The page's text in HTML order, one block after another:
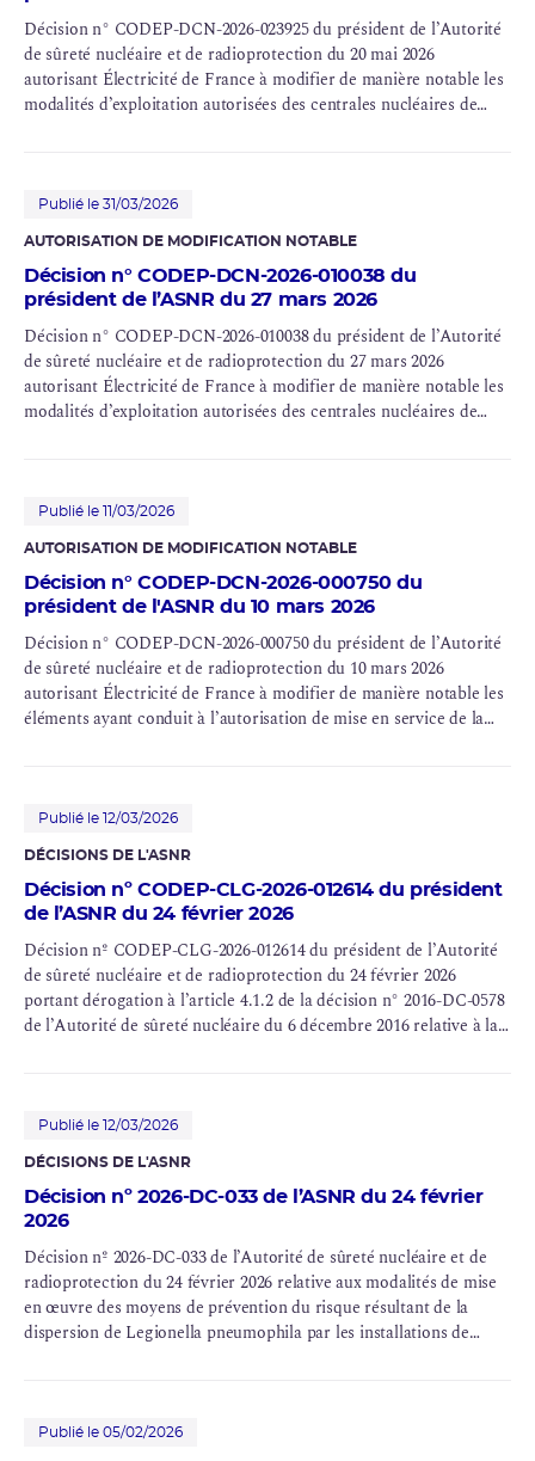
Décision n° CODEP-DCN-2026-023925 du président de l’Autorité
de sûreté nucléaire et de radioprotection du 20 mai 2026
autorisant Électricité de France à modifier de manière notable les
modalités d’exploitation autorisées des centrales nucléaires de
Laurent (INB n° 100), Tricastin (INB n° 87 et n° 88), Paluel (INB n°
103, n° 104, n° 114 et n° 115), Flamanville (INB n° 108 et n° 109),
128), Nogent (INB n° 129 et n° 130), Penly (INB n° 136 et n° 140),
Golfech (INB n° 135 et n° 142), Cattenom (INB n° 124, n° 125, n°
126 et n° 137), Chooz (INB n° 139 et n° 144), Civaux (INB n° 158 et
n° 159) et Flamanville 3 (INB n° 167)
Publié le 31/03/2026
AUTORISATION DE MODIFICATION NOTABLE
Décision n° CODEP-DCN-2026-010038 du
président de l’ASNR du 27 mars 2026
Décision n° CODEP-DCN-2026-010038 du président de l’Autorité
de sûreté nucléaire et de radioprotection du 27 mars 2026
autorisant Électricité de France à modifier de manière notable les
modalités d’exploitation autorisées des centrales nucléaires de
Laurent (INB n° 100), Tricastin (INB n° 87 et n° 88), Paluel (INB n°
103, n° 104, n° 114 et n° 115), Flamanville (INB n° 108 et n° 109),
128), Nogent (INB n° 129 et n° 130), Penly (INB n° 136 et n° 140),
Golfech (INB n° 135 et n° 142), Cattenom (INB n° 124, n° 125, n°
126 et n° 137), Chooz (INB n° 139 et n° 144) et Civaux (INB n° 158
et n° 159)
Publié le 11/03/2026
AUTORISATION DE MODIFICATION NOTABLE
Décision n° CODEP-DCN-2026-000750 du
président de l'ASNR du 10 mars 2026
Décision n° CODEP-DCN-2026-000750 du président de l’Autorité
de sûreté nucléaire et de radioprotection du 10 mars 2026
autorisant Électricité de France à modifier de manière notable les
éléments ayant conduit à l’autorisation de mise en service de la
Publié le 12/03/2026
DÉCISIONS DE L'ASNR
Décision nº CODEP-CLG-2026-012614 du président
de l’ASNR du 24 février 2026
Décision nº CODEP-CLG-2026-012614 du président de l’Autorité
de sûreté nucléaire et de radioprotection du 24 février 2026
portant dérogation à l’article 4.1.2 de la décision n° 2016-DC-0578
de l’Autorité de sûreté nucléaire du 6 décembre 2016 relative à la
électronucléaires à eau sous pression pour la centrale nucléaire de
Civaux
Publié le 12/03/2026
DÉCISIONS DE L'ASNR
Décision nº 2026-DC-033 de l’ASNR du 24 février
2026
Décision nº 2026-DC-033 de l’Autorité de sûreté nucléaire et de
radioprotection du 24 février 2026 relative aux modalités de mise
en œuvre des moyens de prévention du risque résultant de la
dispersion de Legionella pneumophila par les installations de
Publié le 05/02/2026